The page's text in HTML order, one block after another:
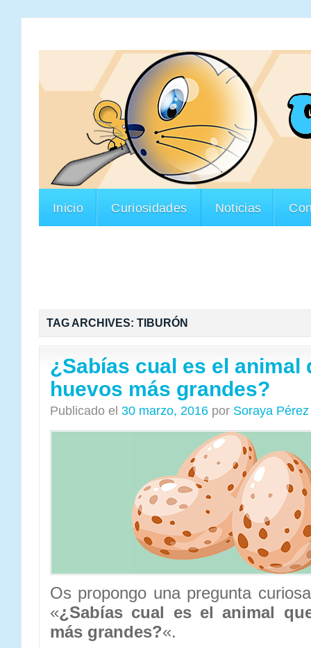
Inicio Curiosidades Noticias
TAG ARCHIVES: TIBURÓN
¿Sabías cual es el animal
huevos más grandes?
Publicado el 30 marzo, 2016 por Soraya Pérez
Os propongo una pregunta
«¿Sabías cual es el animal
más grandes?«.